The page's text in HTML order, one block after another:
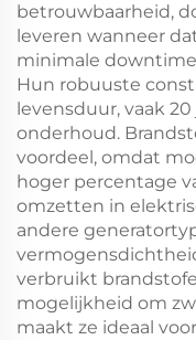
betrouwbaarheid,
leveren wanneer
minimale
Hun robuuste
levensduur, vaak
onderhoud.
voordeel, omdat
hoger percentage
omzetten in
andere
verbruikt
mogelijkheid om
maakt ze ideaal